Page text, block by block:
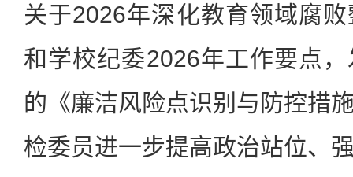
关于2026年深化教育领域腐
和学校纪委2026年工作要点
的《廉洁风险点识别与防控措
检委员进一步提高政治站位、